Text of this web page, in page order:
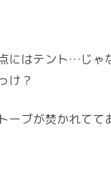
にはテント…じゃ
け？
ーブが焚かれてて